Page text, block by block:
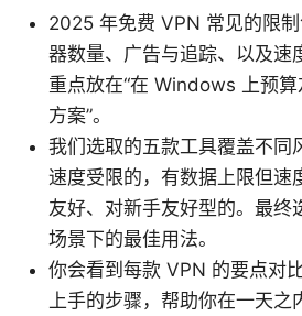
2025 年免费 VPN 常见的限
器数量、广告与追踪、以及速
重点放在“在 Windows 上预
方案”。
我们选取的五款工具覆盖不同
速度受限的，有数据上限但速
友好、对新手友好型的。最终
场景下的最佳用法。
你会看到每款 VPN 的要点对
上手的步骤，帮助你在一天之